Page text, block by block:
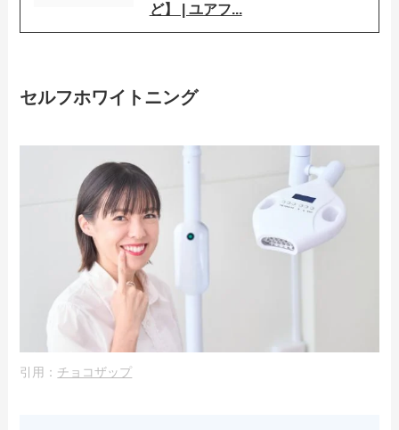
ど】 | ユアフ...
セルフホワイトニング
引用： チョコザップ